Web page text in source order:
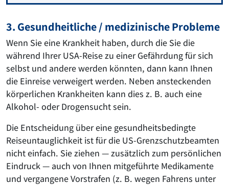
3. Gesundheitliche / medizinische Probleme
Wenn Sie eine Krankheit haben, durch die Sie die
während Ihrer USA-Reise zu einer Gefährdung für sich
selbst und andere werden könnten, dann kann Ihnen
die Einreise verweigert werden. Neben ansteckenden
körperlichen Krankheiten kann dies z. B. auch eine
Alkohol- oder Drogensucht sein.
Die Entscheidung über eine gesundheitsbedingte
Reiseuntauglichkeit ist für die US-Grenzschutzbeamten
nicht einfach. Sie ziehen — zusätzlich zum persönlichen
Eindruck — auch von Ihnen mitgeführte Medikamente
und vergangene Vorstrafen (z. B. wegen Fahrens unter